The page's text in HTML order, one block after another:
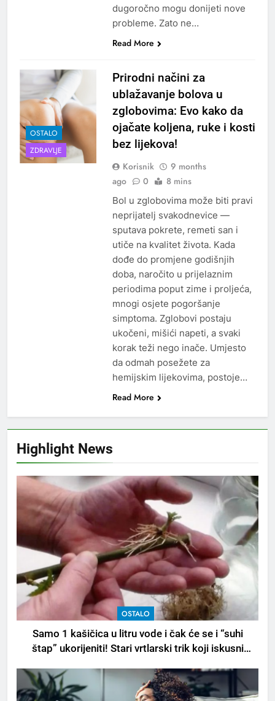
Highlight News
OSTALO
Samo 1 kašičica u litru vode i čak će se i “suhi
štap” ukorijeniti! Stari vrtlarski trik koji iskusni
dugoročno mogu donijeti nove
probleme. Zato ne…
Read More
OSTALO
ZDRAVLJE
Prirodni načini za
ublažavanje bolova u
zglobovima: Evo kako da
ojačate koljena, ruke i kosti
bez lijekova!
Korisnik
9 months
ago
0 8 mins
Bol u zglobovima može biti pravi
neprijatelj svakodnevice —
sputava pokrete, remeti san i
utiče na kvalitet života. Kada
dođe do promjene godišnjih
doba, naročito u prijelaznim
periodima poput zime i proljeća,
mnogi osjete pogoršanje
simptoma. Zglobovi postaju
ukočeni, mišići napeti, a svaki
korak teži nego inače. Umjesto
da odmah posežete za
hemijskim lijekovima, postoje…
Read More